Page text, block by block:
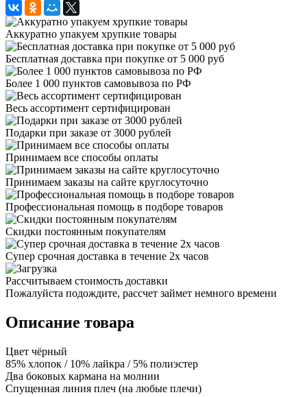
Аккуратно упакуем хрупкие товары
Бесплатная доставка при покупке от 5 000 руб
Более 1 000 пунктов самовывоза по РФ
Весь ассортимент сертифицирован
Подарки при заказе от 3000 рублей
Принимаем все способы оплаты
Принимаем заказы на сайте круглосуточно
Профессиональная помощь в подборе товаров
Скидки постоянным покупателям
Супер срочная доставка в течение 2х часов
Рассчитываем стоимость доставки
Пожалуйста подождите, рассчет займет немного времени
Описание товара
Цвет чёрный
85% хлопок / 10% лайкра / 5% полиэстер
Два боковых кармана на молнии
Спущенная линия плеч (на любые плечи)